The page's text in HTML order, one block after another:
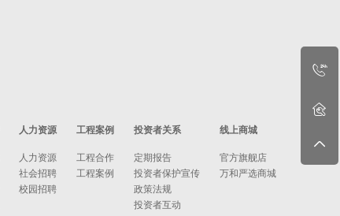
人力资源
人力资源
社会招聘
校园招聘
工程案例
工程合作
工程案例
投资者关系
定期报告
投资者保护宣传
政策法规
投资者互动
线上商城
官方旗舰店
万和严选商城